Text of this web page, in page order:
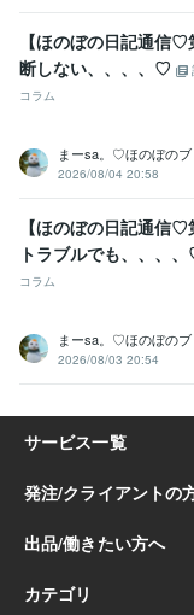
【ほのぼの日記通信
断しない、、、、♡
コラム
まーsa。♡ほのぼの
2026/08/04 20:58
【ほのぼの日記通信
トラブルでも、、、
コラム
まーsa。♡ほのぼの
2026/08/03 20:54